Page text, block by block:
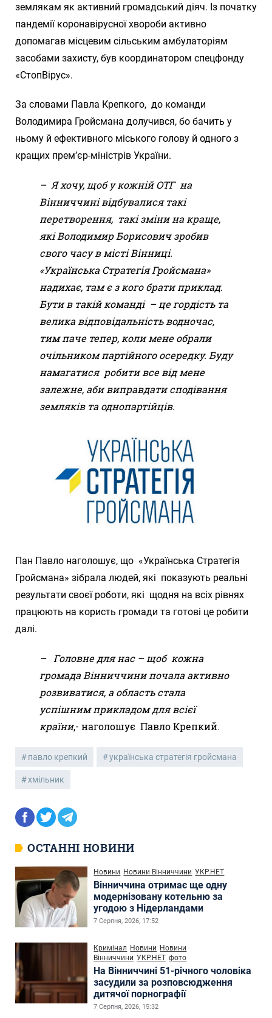
землякам як активний громадський діяч. Із початку
пандемії коронавірусної хвороби активно
допомагав місцевим сільським амбулаторіям
засобами захисту, був координатором спецфонду
«СтопВірус».
За словами Павла Крепкого, до команди
Володимира Гройсмана долучився, бо бачить у
ньому й ефективного міського голову й одного з
кращих прем’єр-міністрів України.
– Я хочу, щоб у кожній ОТГ на
Вінниччині відбувалися такі
перетворення, такі зміни на краще,
які Володимир Борисович зробив
свого часу в місті Вінниці.
«Українська Стратегія Гройсмана»
надихає, там є з кого брати приклад.
Бути в такій команді – це гордість та
велика відповідальність водночас,
тим паче тепер, коли мене обрали
очільником партійного осередку. Буду
намагатися робити все від мене
залежне, аби виправдати сподівання
земляків та однопартійців.
Пан Павло наголошує, що «Українська Стратегія
Гройсмана» зібрала людей, які показують реальні
результати своєї роботи, які щодня на всіх рівнях
працюють на користь громади та готові це робити
далі.
– Головне для нас – щоб кожна
громада Вінниччини почала активно
розвиватися, а область стала
успішним прикладом для всієї
країни,- наголошує Павло Крепкий.
павло крепкий українська стратегія гройсмана
хмільник
ОСТАННІ НОВИНИ
Новини Новини Вінниччини УКР.НЕТ
Вінниччина отримає ще одну
модернізовану котельню за
угодою з Нідерландами
7 Серпня, 2026, 17:52
Кримінал Новини Новини
Вінниччини УКР.НЕТ фото
На Вінниччині 51-річного чоловіка
засудили за розповсюдження
дитячої порнографії
7 Серпня, 2026, 15:32